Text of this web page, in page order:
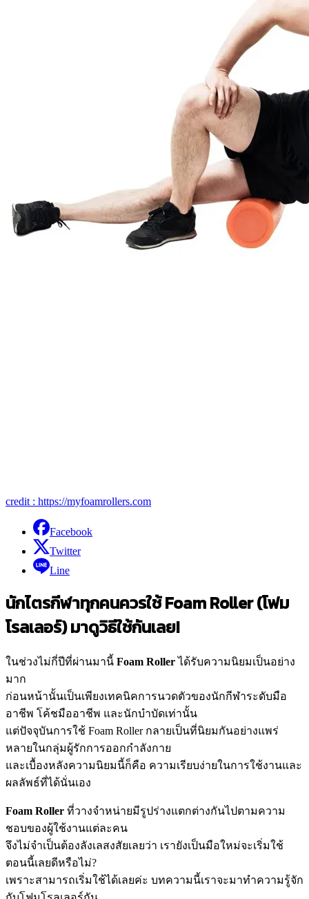
credit : https://myfoamrollers.com
Facebook
Twitter
Line
นักไตรกีฬาทุกคนควรใช้ Foam Roller(โฟม
โรลเลอร์) มาดูวิธีใช้กันเลย!
ในช่วงไม่กี่ปีที่ผ่านมานี้ Foam Rollerได้รับความนิยมเป็นอย่าง
มาก
ก่อนหน้านั้นเป็นเพียงเทคนิคการนวดตัวของนักกีฬาระดับมือ
อาชีพ โค้ชมืออาชีพ และนักบำบัดเท่านั้น
แต่ปัจจุบันการใช้ Foam Roller กลายเป็นที่นิยมกันอย่างแพร่
หลายในกลุ่มผู้รักการออกกำลังกาย
และเบื้องหลังความนิยมนี้ก็คือ ความเรียบง่ายในการใช้งานและ
ผลลัพธ์ที่ได้นั่นเอง
Foam Roller ที่วางจำหน่ายมีรูปร่างแตกต่างกันไปตามความ
ชอบของผู้ใช้งานแต่ละคน
จึงไม่จำเป็นต้องลังเลสงสัยเลยว่า เรายังเป็นมือใหม่จะเริ่มใช้
ตอนนี้เลยดีหรือไม่?
เพราะสามารถเริ่มใช้ได้เลยค่ะ บทความนี้เราจะมาทำความรู้จัก